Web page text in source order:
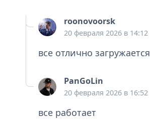
roonovoorsk
20 февраля 2026 в 14:12
все отлично загружается
PanGoLin
20 февраля 2026 в 16:52
все работает